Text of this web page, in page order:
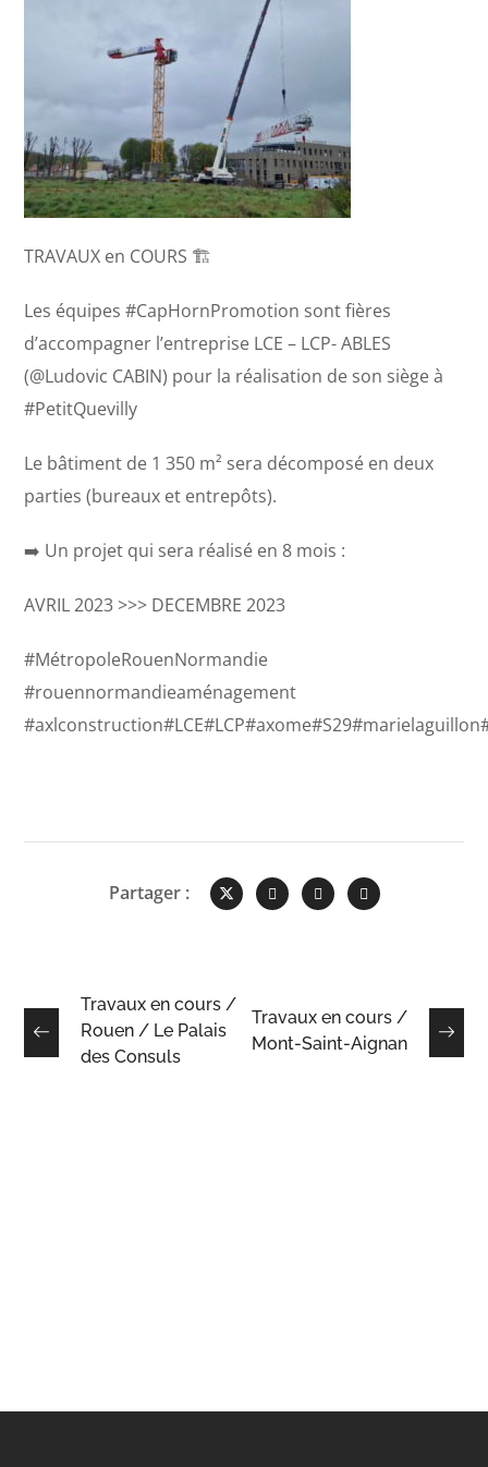
TRAVAUX en COURS 🏗
Les équipes #CapHornPromotion sont fières
d’accompagner l’entreprise LCE – LCP- ABLES
(@Ludovic CABIN) pour la réalisation de son siège à
#PetitQuevilly
Le bâtiment de 1 350 m² sera décomposé en deux
parties (bureaux et entrepôts).
➡️ Un projet qui sera réalisé en 8 mois :
AVRIL 2023 >>> DECEMBRE 2023
#MétropoleRouenNormandie
#rouennormandieaménagement
Partager :
Travaux en cours /
Rouen / Le Palais
des Consuls
Travaux en cours /
Mont-Saint-Aignan